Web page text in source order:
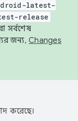
latest-
release
সর্বশেষ
জন্য, Changes
করেছে।